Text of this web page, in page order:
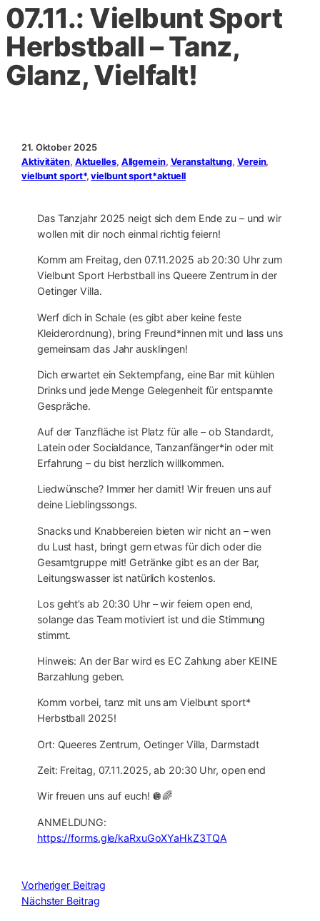
07.11.: Vielbunt Sport
Herbstball – Tanz,
Glanz, Vielfalt!
21. Oktober 2025
Aktivitäten, Aktuelles, Allgemein, Veranstaltung, Verein
vielbunt sport*, vielbunt sport*aktuell
Das Tanzjahr 2025 neigt sich dem Ende zu – und wir
wollen mit dir noch einmal richtig feiern!
Komm am Freitag, den 07.11.2025 ab 20:30 Uhr zum
Vielbunt Sport Herbstball ins Queere Zentrum in der
Oetinger Villa.
Werf dich in Schale (es gibt aber keine feste
Kleiderordnung), bring Freund*innen mit und lass uns
gemeinsam das Jahr ausklingen!
Dich erwartet ein Sektempfang, eine Bar mit kühlen
Drinks und jede Menge Gelegenheit für entspannte
Gespräche.
Auf der Tanzfläche ist Platz für alle – ob Standardt,
Latein oder Socialdance, Tanzanfänger*in oder mit
Erfahrung – du bist herzlich willkommen.
Liedwünsche? Immer her damit! Wir freuen uns auf
deine Lieblingssongs.
Snacks und Knabbereien bieten wir nicht an – wen
du Lust hast, bringt gern etwas für dich oder die
Gesamtgruppe mit! Getränke gibt es an der Bar,
Leitungswasser ist natürlich kostenlos.
Los geht’s ab 20:30 Uhr – wir feiern open end,
solange das Team motiviert ist und die Stimmung
stimmt.
Hinweis: An der Bar wird es EC Zahlung aber KEINE
Barzahlung geben.
Komm vorbei, tanz mit uns am Vielbunt sport*
Herbstball 2025!
Ort: Queeres Zentrum, Oetinger Villa, Darmstadt
Zeit: Freitag, 07.11.2025, ab 20:30 Uhr, open end
Wir freuen uns auf euch! 🪩🌈
ANMELDUNG:
https://forms.gle/kaRxuGoXYaHkZ3TQA
Vorheriger Beitrag
Nächster Beitrag